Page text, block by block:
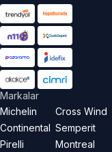
Markalar
Michelin
Continental
Pirelli
Cross Wind
Semperit
Montreal